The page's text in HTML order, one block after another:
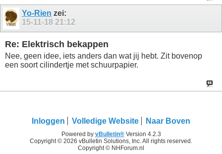
Yo-Rien zei:
15-11-18 21:12
Re: Elektrisch bekappen
Nee, geen idee, iets anders dan wat jij hebt. Zit bovenop
een soort cilindertje met schuurpapier.
Inloggen Volledige Website Naar Boven
Powered by vBulletin®Version 4.2.3
Copyright © 2026 vBulletin Solutions, Inc. All rights reserved.
Copyright © NHForum.nl